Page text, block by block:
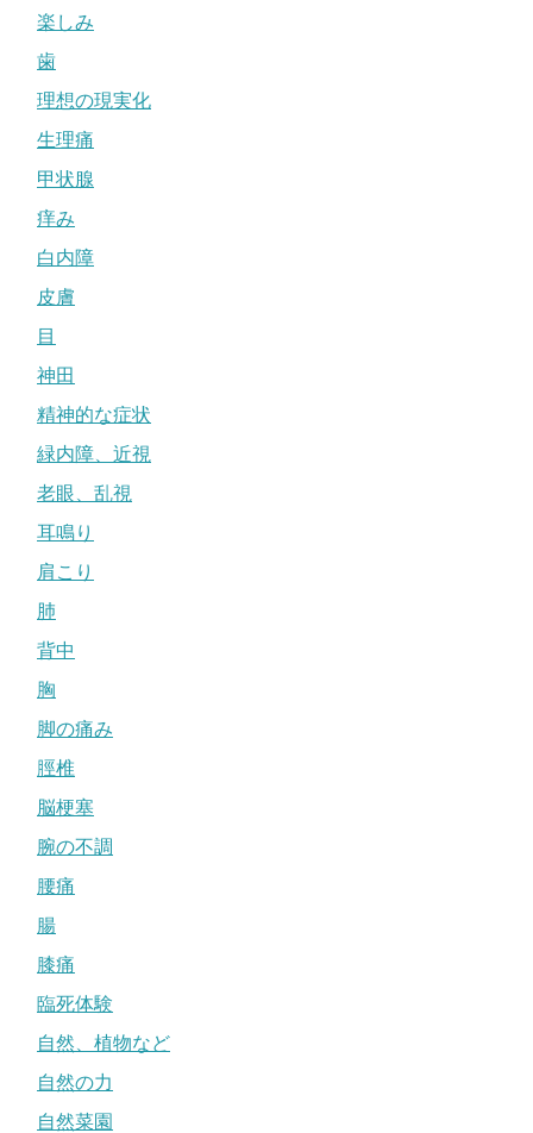
楽しみ
歯
理想の現実化
生理痛
甲状腺
痒み
白内障
皮膚
目
神田
精神的な症状
緑内障、近視
老眼、乱視
耳鳴り
肩こり
肺
背中
胸
脚の痛み
脛椎
脳梗塞
腕の不調
腰痛
腸
膝痛
臨死体験
自然、植物など
自然の力
自然菜園